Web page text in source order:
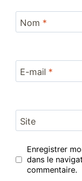
Nom *
E-mail *
Site
Enregistrer
dans le
commentaire.